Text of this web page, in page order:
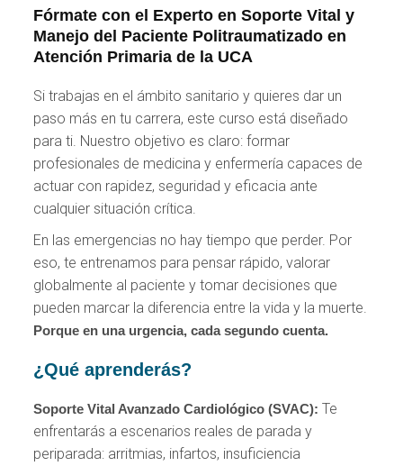
Fórmate con el Experto en Soporte Vital y
Manejo del Paciente Politraumatizado en
Atención Primaria de la UCA
Si trabajas en el ámbito sanitario y quieres dar un
paso más en tu carrera, este curso está diseñado
para ti. Nuestro objetivo es claro: formar
profesionales de medicina y enfermería capaces de
actuar con rapidez, seguridad y eficacia ante
cualquier situación crítica.
En las emergencias no hay tiempo que perder. Por
eso, te entrenamos para pensar rápido, valorar
globalmente al paciente y tomar decisiones que
pueden marcar la diferencia entre la vida y la muerte.
Porque en una urgencia, cada segundo cuenta.
¿Qué aprenderás?
Soporte Vital Avanzado Cardiológico (SVAC):Te
enfrentarás a escenarios reales de parada y
periparada: arritmias, infartos, insuficiencia